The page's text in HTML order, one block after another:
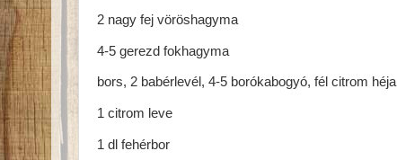
2 nagy fej vöröshagyma
4-5 gerezd fokhagyma
bors, 2 babérlevél, 4-5 borókabogyó, fél citrom héja
1 citrom leve
1 dl fehérbor